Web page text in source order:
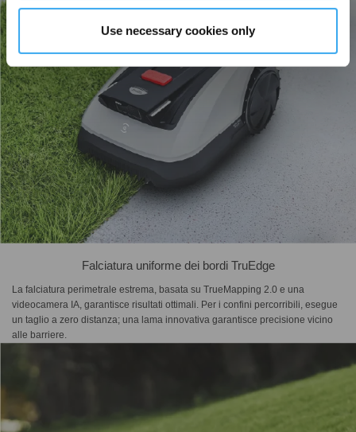
Use necessary cookies only
Falciatura uniforme dei bordi TruEdge
La falciatura perimetrale estrema, basata su TrueMapping 2.0 e una
videocamera IA, garantisce risultati ottimali. Per i confini percorribili, esegue
un taglio a zero distanza; una lama innovativa garantisce precisione vicino
alle barriere.